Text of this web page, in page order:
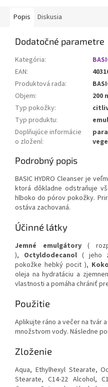
Popis Diskusia
Dodatočné parametre
Kategória:
EAN:
Produktová rada:
Objem:
200
Typ pokožky:
Typ produktu:
Doplňujúce informácie
o zložení:
Podrobný popis
BASIC HYDRO Cleanser je
ktorá dôkladne odstraňuje
hlboko do pórov pokožky.
ostáva zachovaná.
Účinné látky
Jemné emulgátory(
), Octyldodecanol ( jeho
pokožke hebký pocit ),
oleja na hydratáciu a
vlastnosti a pomáha chrániť
Použitie
Aplikujte ráno a večer na tvár
množstvom vody. Následne
Zloženie
Aqua, Ethylhexyl Stearate,
Stearate, C14-22 Alcohol,